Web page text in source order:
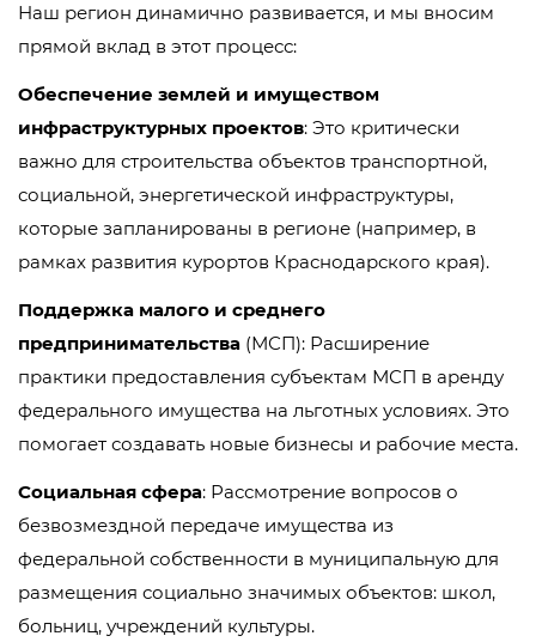
Наш регион динамично развивается, и мы вносим
прямой вклад в этот процесс:
Обеспечение землей и имуществом
инфраструктурных проектов: Это критически
важно для строительства объектов транспортной,
социальной, энергетической инфраструктуры,
которые запланированы в регионе (например, в
рамках развития курортов Краснодарского края).
Поддержка малого и среднего
предпринимательства (МСП): Расширение
практики предоставления субъектам МСП в аренду
федерального имущества на льготных условиях. Это
помогает создавать новые бизнесы и рабочие места.
Социальная сфера: Рассмотрение вопросов о
безвозмездной передаче имущества из
федеральной собственности в муниципальную для
размещения социально значимых объектов: школ,
больниц, учреждений культуры.